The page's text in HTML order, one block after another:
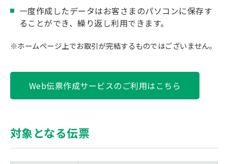
一度作成したデータはお客さまのパソコンに保存す
ることができ、繰り返し利用できます。
※ホームページ上でお取引が完結するものではございません。
Web伝票作成サービスのご利用はこちら
対象となる伝票